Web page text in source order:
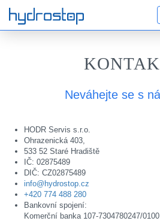
Neváhejte se s
HODR Servis s.r.o.
Ohrazenická 403,
533 52 Staré Hradiště
IČ: 02875489
DIČ: CZ02875489
info@hydrostop.cz
+420 774 488 280
Bankovní spojení:
Komerční banka 107-7304780247/0100